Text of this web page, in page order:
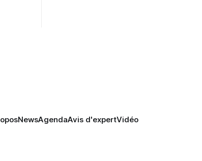
NewsAgendaAvis d'expertVidéo